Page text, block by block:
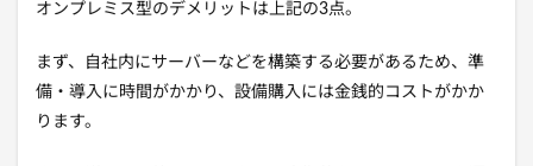
オンプレミス型のデメリットは上記の3点。
まず、自社内にサーバーなどを構築する必要があるため、準
備・導入に時間がかかり、設備購入には金銭的コストがかか
ります。